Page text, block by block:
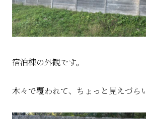
宿泊棟の外観です。
木々で覆われて、ちょっと見えづら